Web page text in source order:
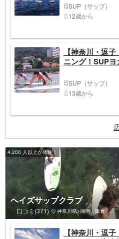
SUP（サップ）
12歳から
【神奈川・逗
ニング！SUP
SUP（サップ）
13歳から
4,200 人以上が体験！
ヘイズサップクラブ
口コミ(371) 神奈川県>湘南・鎌倉
【神奈川・逗